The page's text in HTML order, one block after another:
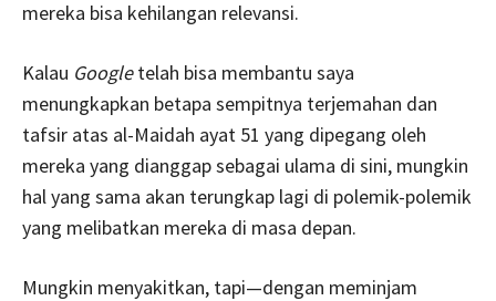
mereka bisa kehilangan relevansi.
Kalau Googletelah bisa membantu saya
menungkapkan betapa sempitnya terjemahan dan
tafsir atas al-Maidah ayat 51 yang dipegang oleh
mereka yang dianggap sebagai ulama di sini, mungkin
hal yang sama akan terungkap lagi di polemik-polemik
yang melibatkan mereka di masa depan.
Mungkin menyakitkan, tapi—dengan meminjam